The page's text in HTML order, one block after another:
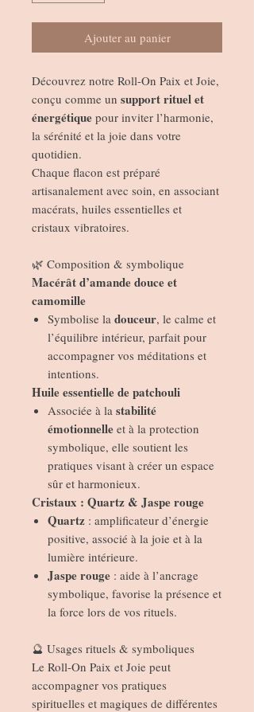
Ajouter au panier
Découvrez notre Roll-On Paix et Joie,
conçu comme un support rituel et
énergétique pour inviter l’harmonie,
la sérénité et la joie dans votre
quotidien.
Chaque flacon est préparé
artisanalement avec soin, en associant
macérats, huiles essentielles et
cristaux vibratoires.
🌿 Composition & symbolique
Macérât d’amande douce et
camomille
Symbolise la douceur, le calme et
l’équilibre intérieur, parfait pour
accompagner vos méditations et
intentions.
Huile essentielle de patchouli
Associée à la stabilité
émotionnelle et à la protection
symbolique, elle soutient les
pratiques visant à créer un espace
sûr et harmonieux.
Cristaux : Quartz & Jaspe rouge
Quartz : amplificateur d’énergie
positive, associé à la joie et à la
lumière intérieure.
Jaspe rouge : aide à l’ancrage
symbolique, favorise la présence et
la force lors de vos rituels.
🔮 Usages rituels & symboliques
Le Roll-On Paix et Joie peut
accompagner vos pratiques
spirituelles et magiques de différentes